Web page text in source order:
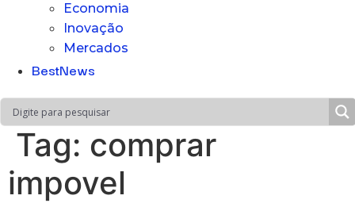
Economia
Inovação
Mercados
BestNews
Tag: comprar
impovel